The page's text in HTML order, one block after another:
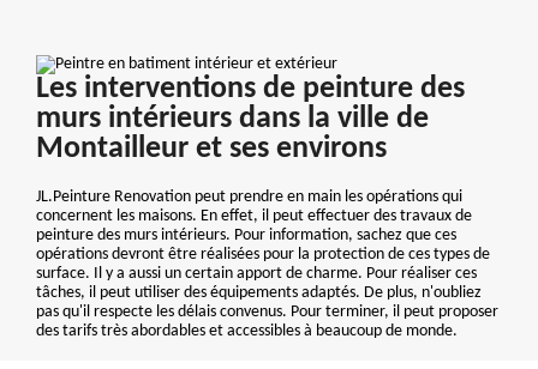
Les interventions de peinture des
murs intérieurs dans la ville de
Montailleur et ses environs
JL.Peinture Renovation peut prendre en main les opérations qui
concernent les maisons. En effet, il peut effectuer des travaux de
peinture des murs intérieurs. Pour information, sachez que ces
opérations devront être réalisées pour la protection de ces types de
surface. Il y a aussi un certain apport de charme. Pour réaliser ces
tâches, il peut utiliser des équipements adaptés. De plus, n'oubliez
pas qu'il respecte les délais convenus. Pour terminer, il peut proposer
des tarifs très abordables et accessibles à beaucoup de monde.